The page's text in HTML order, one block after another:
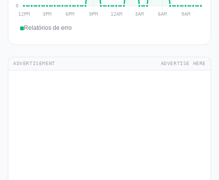
Relatórios de erro
ADVERTISEMENT ADVERTISE HERE